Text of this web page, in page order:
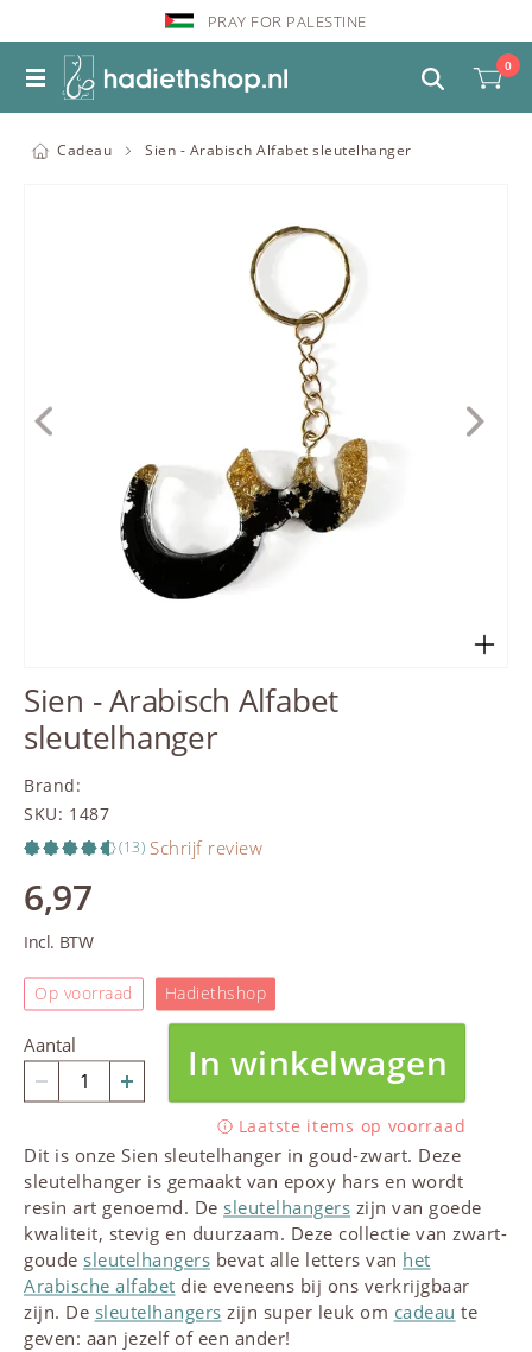
PRAY FOR PALESTINE
0
Cadeau Sien - Arabisch Alfabet sleutelhanger
Sien - Arabisch Alfabet
sleutelhanger
Brand:
SKU: 1487
(13) Schrijf review
6,97
Incl. BTW
Op voorraad Hadiethshop
Aantal In winkelwagen
Laatste items op voorraad
Dit is onze Sien sleutelhanger in goud-zwart. Deze
sleutelhanger is gemaakt van epoxy hars en wordt
resin art genoemd. Desleutelhangers zijn van goede
kwaliteit, stevig en duurzaam. Deze collectie van zwart-
goudesleutelhangers bevat alle letters van het
Arabische alfabet die eveneens bij ons verkrijgbaar
zijn. De sleutelhangers zijn super leuk om cadeau te
geven: aan jezelf of een ander!